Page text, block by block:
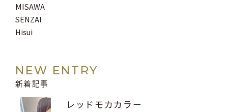
MISAWA
SENZAI
Hisui
NEW ENTRY
新着記事
レッドモカカラー